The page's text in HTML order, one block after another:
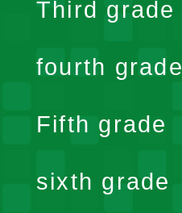
Third grade
fourth grade
Fifth grade
sixth grade